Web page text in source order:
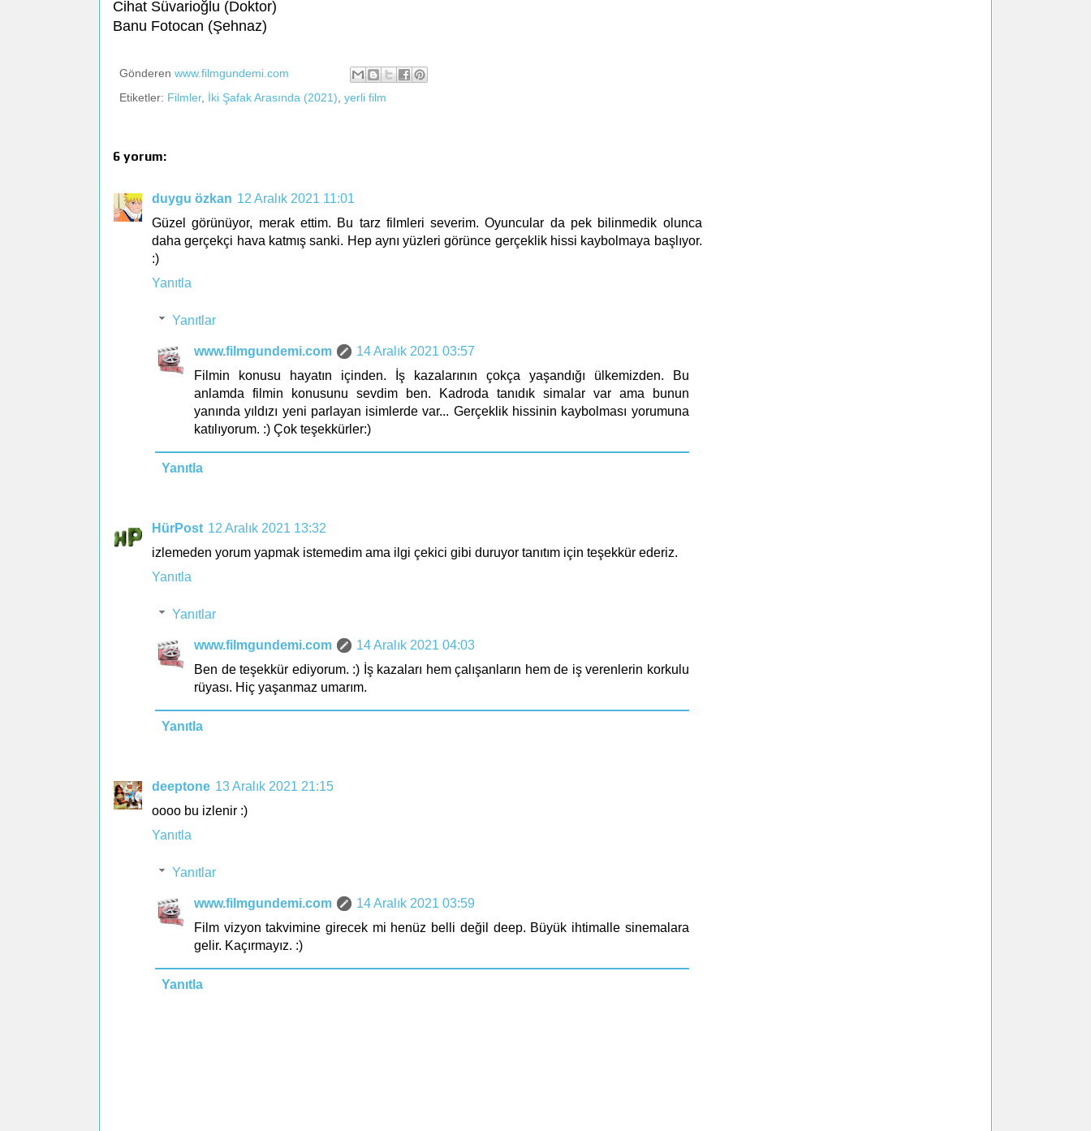
Cihat Süvarioğlu (Doktor)
Banu Fotocan (Şehnaz)
Gönderen www.filmgundemi.com
Etiketler: Filmler, İki Şafak Arasında (2021) yerli film
6 yorum:
duygu özkan 12 Aralık 2021 11:01
Güzel görünüyor, merak ettim. Bu tarz filmleri severim. Oyuncular da pek bilinmedik olunca
daha gerçekçi hava katmış sanki. Hep aynı yüzleri görünce gerçeklik hissi kaybolmaya başlıyor.
:)
Yanıtla
Yanıtlar
www.filmgundemi.com
14 Aralık 2021 03:57
Filmin konusu hayatın içinden. İş kazalarının çokça yaşandığı ülkemizden. Bu
anlamda filmin konusunu sevdim ben. Kadroda tanıdık simalar var ama bunun
yanında yıldızı yeni parlayan isimlerde var... Gerçeklik hissinin kaybolması yorumuna
katılıyorum. :) Çok teşekkürler:)
Yanıtla
HürPost 12 Aralık 2021 13:32
izlemeden yorum yapmak istemedim ama ilgi çekici gibi duruyor tanıtım için teşekkür ederiz.
Yanıtla
Yanıtlar
www.filmgundemi.com
14 Aralık 2021 04:03
Ben de teşekkür ediyorum. :) İş kazaları hem çalışanların hem de iş verenlerin korkulu
rüyası. Hiç yaşanmaz umarım.
Yanıtla
deeptone 13 Aralık 2021 21:15
oooo bu izlenir :)
Yanıtla
Yanıtlar
www.filmgundemi.com
14 Aralık 2021 03:59
Film vizyon takvimine girecek mi henüz belli değil deep. Büyük ihtimalle sinemalara
gelir. Kaçırmayız. :)
Yanıtla